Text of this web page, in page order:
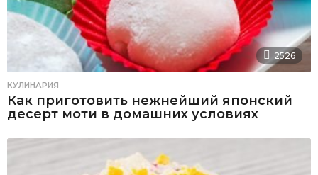
2526
КУЛИНАРИЯ
Как приготовить нежнейший японский
десерт моти в домашних условиях